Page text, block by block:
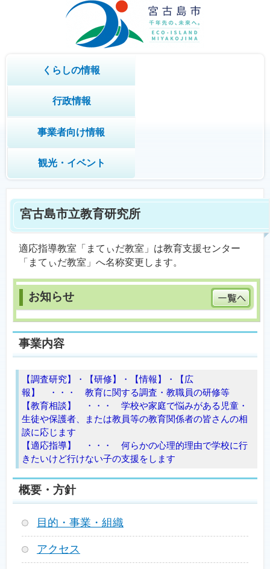
くらしの情報
行政情報
事業者向け情報
観光・イベント
宮古島市立教育研究所
適応指導教室「まてぃだ教室」は教育支援センター
「まてぃだ教室」へ名称変更します。
事業内容
【調査研究】・【研修】・【情報】・【広
報】 ・・・ 教育に関する調査・教職員の研修等
【教育相談】 ・・・ 学校や家庭で悩みがある児童・
生徒や保護者、または教員等の教育関係者の皆さんの相
談に応じます
【適応指導】 ・・・ 何らかの心理的理由で学校に行
きたいけど行けない子の支援をします
概要・方針
目的・事業・組織
アクセス